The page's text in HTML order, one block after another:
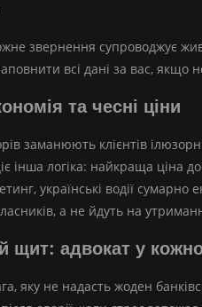
звернення супроводжує
всі дані за вас, якщо
та чесні ціни
заманюють клієнтів
інша логіка: найкраща ціна
українські водії
а не йдуть на
адвокат у
яку не надасть жоден